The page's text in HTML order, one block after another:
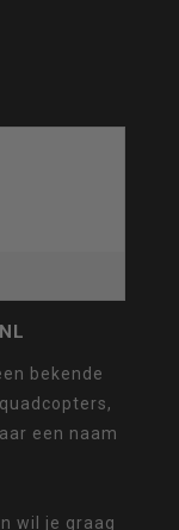
bekende
een naam
wil je graag